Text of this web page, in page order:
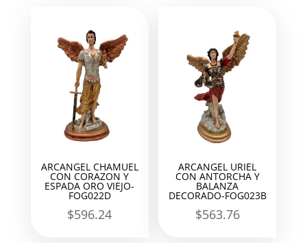
ARCANGEL CHAMUEL
CON CORAZON Y
ESPADA ORO VIEJO-
FOG022D
$596.24
ARCANGEL URIEL
CON ANTORCHA Y
BALANZA
DECORADO-FOG023B
$563.76